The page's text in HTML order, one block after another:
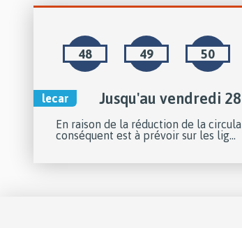
48 49 50
lecar Jusqu'au vendredi
En raison de la réduction de la
conséquent est à prévoir sur les lig...